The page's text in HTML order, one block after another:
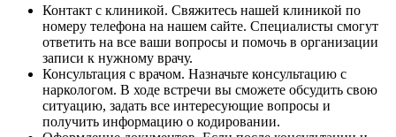
Контакт с клиникой. Свяжитесь нашей клиникой по
номеру телефона на нашем сайте. Специалисты смогут
ответить на все ваши вопросы и помочь в организации
записи к нужному врачу.
Консультация с врачом. Назначьте консультацию с
наркологом. В ходе встречи вы сможете обсудить свою
ситуацию, задать все интересующие вопросы и
получить информацию о кодировании.